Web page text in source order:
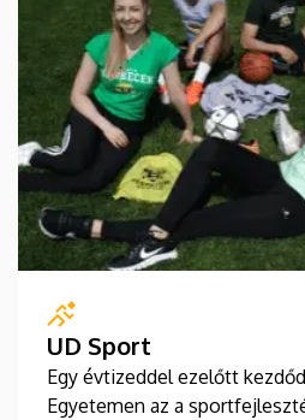
UD Sport
Egy évtizeddel ezelőtt
Egyetemen az a